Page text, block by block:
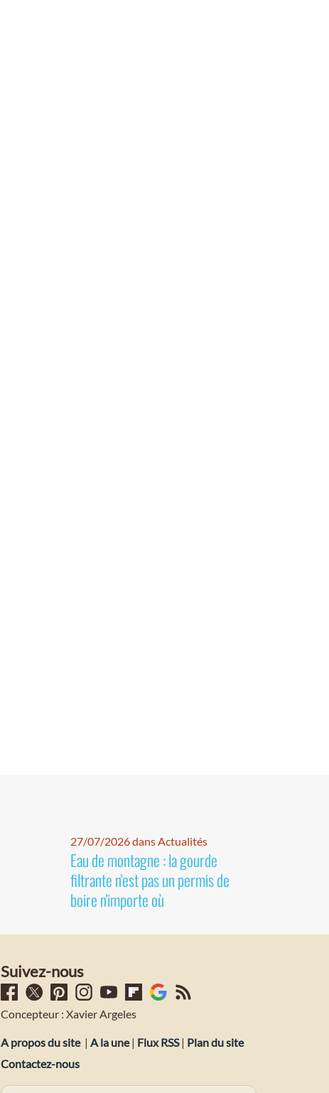
27/07/2026 dans Actualités
Eau de montagne : la gourde
filtrante n'est pas un permis de
boire n'importe où
Suivez-nous
Concepteur : Xavier Argeles
A propos du site | A la une| Flux RSS| Plan du site
Contactez-nous